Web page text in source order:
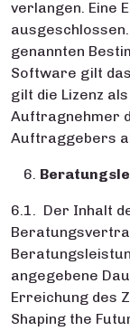
verlangen. Eine
genannten
Software gilt
gilt die Lizenz
Auftragnehmer
Auftraggebers
6.1. Der Inhalt
angegebene
Erreichung des
Shaping the